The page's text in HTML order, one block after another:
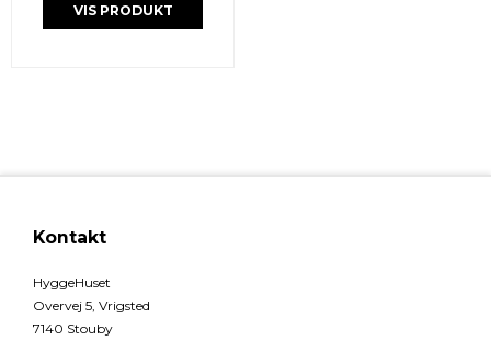
VIS PRODUKT
Kontakt
HyggeHuset
Overvej 5, Vrigsted
7140 Stouby